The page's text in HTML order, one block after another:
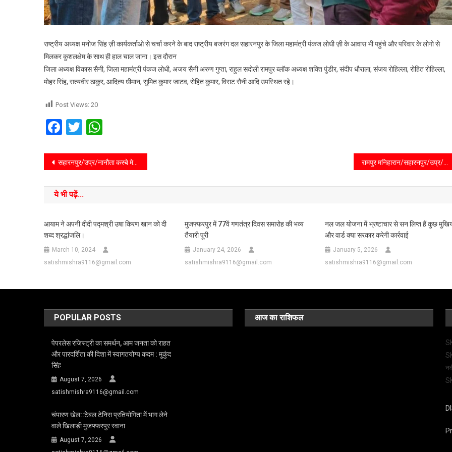
राष्ट्रीय अध्यक्ष मनोज सिंह ज़ी कार्यकर्ताओ से चर्चा करने के बाद राष्ट्रीय बजरंग दल सहारनपुर के जिला महामंत्री पंकज लोधी ज़ी के आवास भी पहुंचे और परिवार के लोगो से
मिलकर कुशलक्षेम के साथ ही हाल चाल जाना। इस दौरान
जिला अध्यक्ष विकास सैनी, जिला महामंत्री पंकज लोधी, अजय सैनी अरुण गुप्ता, राहुल सदोली रामपुर ब्लॉक अध्यक्ष शक्ति पुंडीर, संदीप धौराला, संजय रोहिल्ला, रोहित रोहिल्ला,
मोहर सिंह, सत्यवीर ठाकुर, आदित्य धीमान, सुमित कुमार जाटव, रोहित कुमार, विराट सैनी आदि उपस्थित रहे।
Post Views: 20
Facebook
Twitter
सहारनपुर/उप्र/नानौता कस्बे मे सैनी समाज की एक बैठक आयोजित की गई। इस बैठक मे आगामी 3 जनवरी को माता सावित्री बाई फुले की जयंती मनाने और प्रतिभा सम्मान समारोह आयोजित करने पर विचार-विमर्श किया गया।
ये भी पढ़ें...
आयाम ने अपनी दीदी पद्मश्री उषा किरण खान को दी
शब्द श्रद्धांजलि।
March 10, 2024
satishmishra9116@gmail.com
मुजफ्फरपुर में 77वें गणतंत्र दिवस समारोह की भव्य
तैयारी पूरी
January 24, 2026
satishmishra9116@gmail.com
नल जल योजना में भ्रष्टाचार से सन लिप्त हैं कुछ
और वार्ड क्या सरकार करेगी कार्रवाई
January 5, 2026
satishmishra9116@gmail.com
POPULAR POSTS
पेपरलेस रजिस्ट्री का समर्थन, आम जनता को राहत
और पारदर्शिता की दिशा में स्वागतयोग्य कदम : मुकुंद
सिंह
August 7, 2026
satishmishra9116@gmail.com
चंपारण खेल::टेबल टेनिस प्रतियोगिता में भाग लेने
वाले खिलाड़ी मुजफ्फरपुर रवाना
August 7, 2026
आज का राशिफल